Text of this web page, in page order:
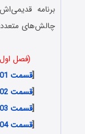
برنامه
چالش‌های
(فصل
[قسمت 01 نسخه 1080p
[قسمت 02 نسخه 1080p
[قسمت 03 نسخه 1080p
[قسمت 04 نسخه 1080p